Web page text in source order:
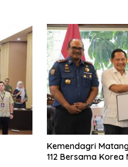
Kemendagri
112 Bersama